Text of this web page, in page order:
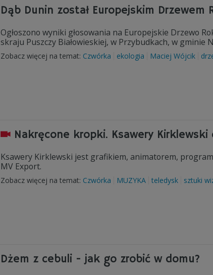
Dąb Dunin został Europejskim Drzewem
Ogłoszono wyniki głosowania na Europejskie Drzewo
skraju Puszczy Białowieskiej, w Przybudkach, w gminie
Zobacz więcej na temat: Czwórka ekologia Maciej Wójcik
Nakręcone kropki. Ksawery
Ksawery Kirklewski jest grafikiem, animatorem,
MV Export.
Zobacz więcej na temat: Czwórka MUZYKA teledysk sztuki
Dżem z cebuli - jak go zrobić w domu?